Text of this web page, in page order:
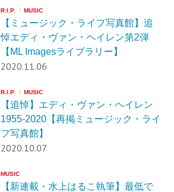
R.I.P. MUSIC
【ミュージック・ライフ写真館】追
悼エディ・ヴァン・ヘイレン第2弾
【ML Imagesライブラリー】
2020.11.06
R.I.P. MUSIC
【追悼】エディ・ヴァン・ヘイレン
1955-2020【再掲ミュージック・ライ
フ写真館】
2020.10.07
MUSIC
【新連載・水上はるこ執筆】最低で